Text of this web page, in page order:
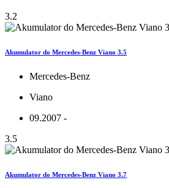
3.2
Akumulator do Mercedes-Benz Viano 3.5
Mercedes-Benz
Viano
09.2007 -
3.5
Akumulator do Mercedes-Benz Viano 3.7